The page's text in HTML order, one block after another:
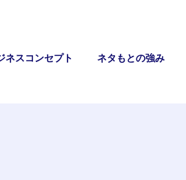
ネスコンセプト ネタもとの強み